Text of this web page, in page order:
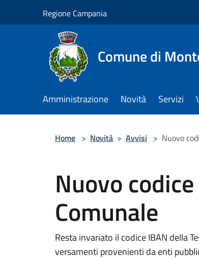
Regione Campania
Comune di
Amministrazione Novità Servizi
Home > Novità > Avvisi > Nuovo
Nuovo
Comunale
Resta invariato il codice IBAN della
versamenti provenienti da enti